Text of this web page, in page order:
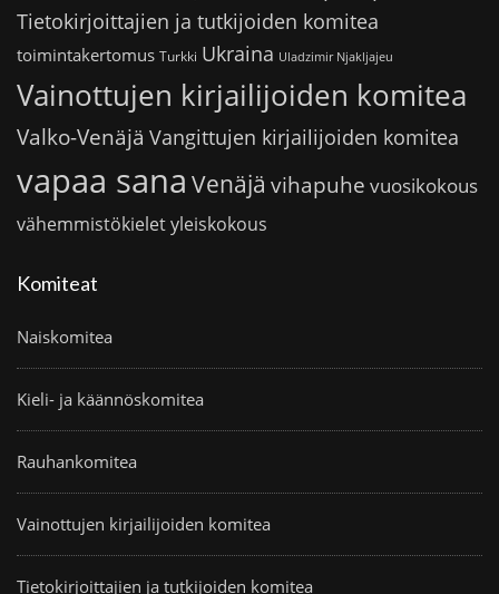
Tietokirjoittajien ja tutkijoiden komitea
toimintakertomus Turkki Ukraina Uladzimir Njakljajeu
Vainottujen kirjailijoiden komitea
Valko-Venäjä Vangittujen kirjailijoiden komitea
vapaa sana Venäjä vihapuhe vuosikokous
vähemmistökieletyleiskokous
Komiteat
Naiskomitea
Kieli- ja käännöskomitea
Rauhankomitea
Vainottujen kirjailijoiden komitea
Tietokirjoittajien ja tutkijoiden komitea